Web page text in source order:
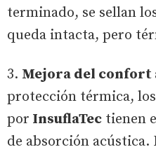
terminado, se sellan
queda intacta, pero
3. Mejora del confort
protección térmica,
por InsuflaTec tienen
de absorción acústica.